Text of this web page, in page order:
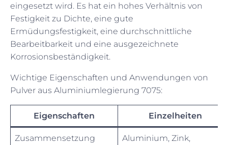
eingesetzt wird. Es hat ein hohes Verhältnis von
Festigkeit zu Dichte, eine gute
Ermüdungsfestigkeit, eine durchschnittliche
Bearbeitbarkeit und eine ausgezeichnete
Korrosionsbeständigkeit.
Wichtige Eigenschaften und Anwendungen von
Pulver aus Aluminiumlegierung 7075:
Eigenschaften Einzelheiten
Zusammensetzung
Aluminium, Zink,